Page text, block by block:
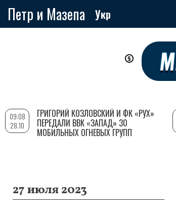
Петр и Мазепа Укр
27 июля 2023
09:08
28.10
ГРИГОРИЙ КОЗЛОВСКИЙ И ФК «РУХ»
ПЕРЕДАЛИ ВВК «ЗАПАД» 30
МОБИЛЬНЫХ ОГНЕВЫХ ГРУПП